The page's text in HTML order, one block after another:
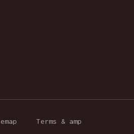
Terms & amp